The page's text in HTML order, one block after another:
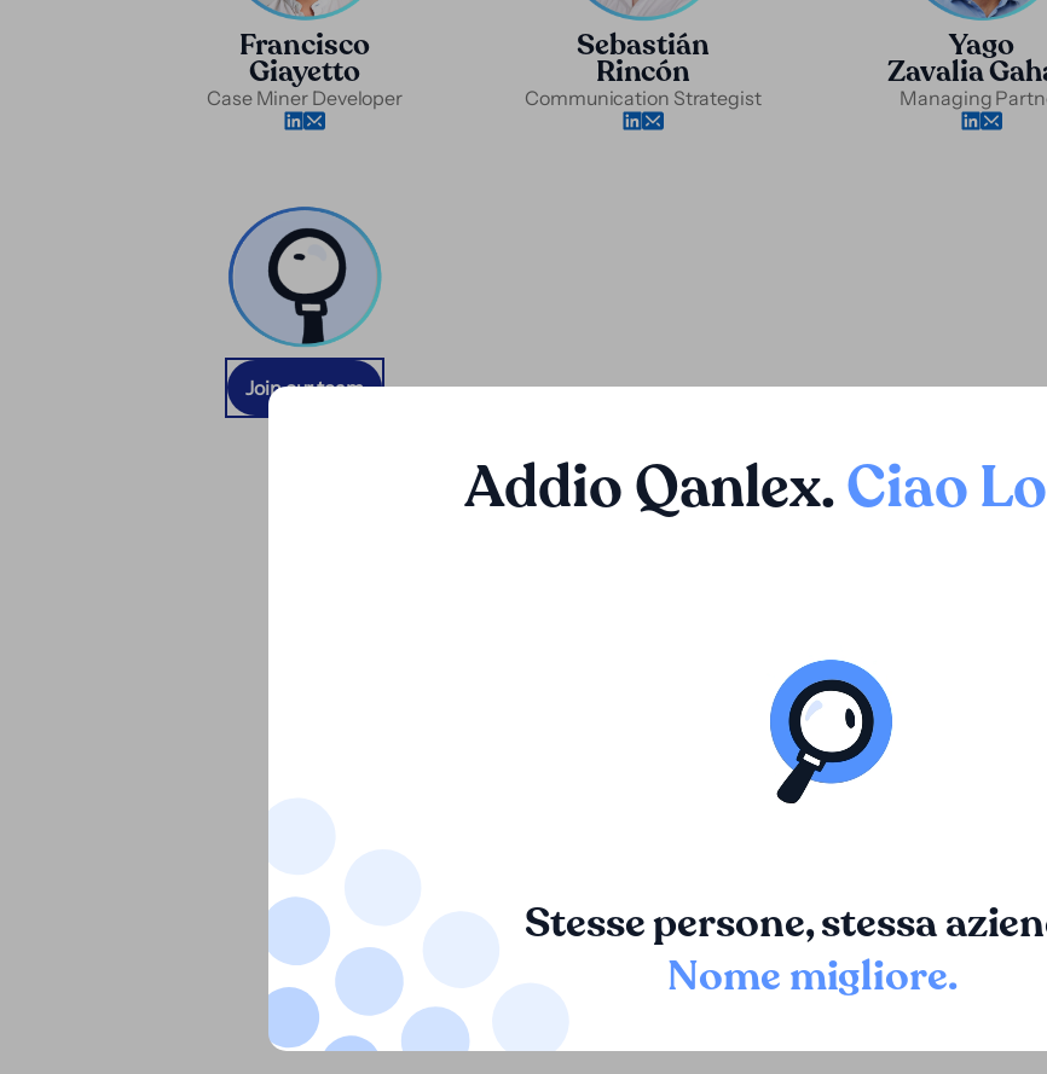
Addio Qanlex.Ciao
Stesse persone, stessa
Nome migliore.
Francisco
Giayetto
Case Miner Developer
Sebastián
Rincón
Communication Strategist
Yago
Zavalia
Managing
Join our team
"Loopa è molto diligente nell'analisi. I suoi direttori sono di
aperta, comunicativi e propongono idee. Capiscono molto
"È un piacere lavorare con Loopa. Sono esperti, creativi e